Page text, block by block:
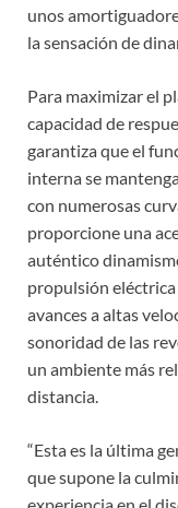
unos
la sensación de
Para maximizar el
capacidad de
garantiza que el
interna se
con numerosas
proporcione una
auténtico
propulsión
avances a altas
sonoridad de las
un ambiente más
distancia.
“Esta es la última
que supone la